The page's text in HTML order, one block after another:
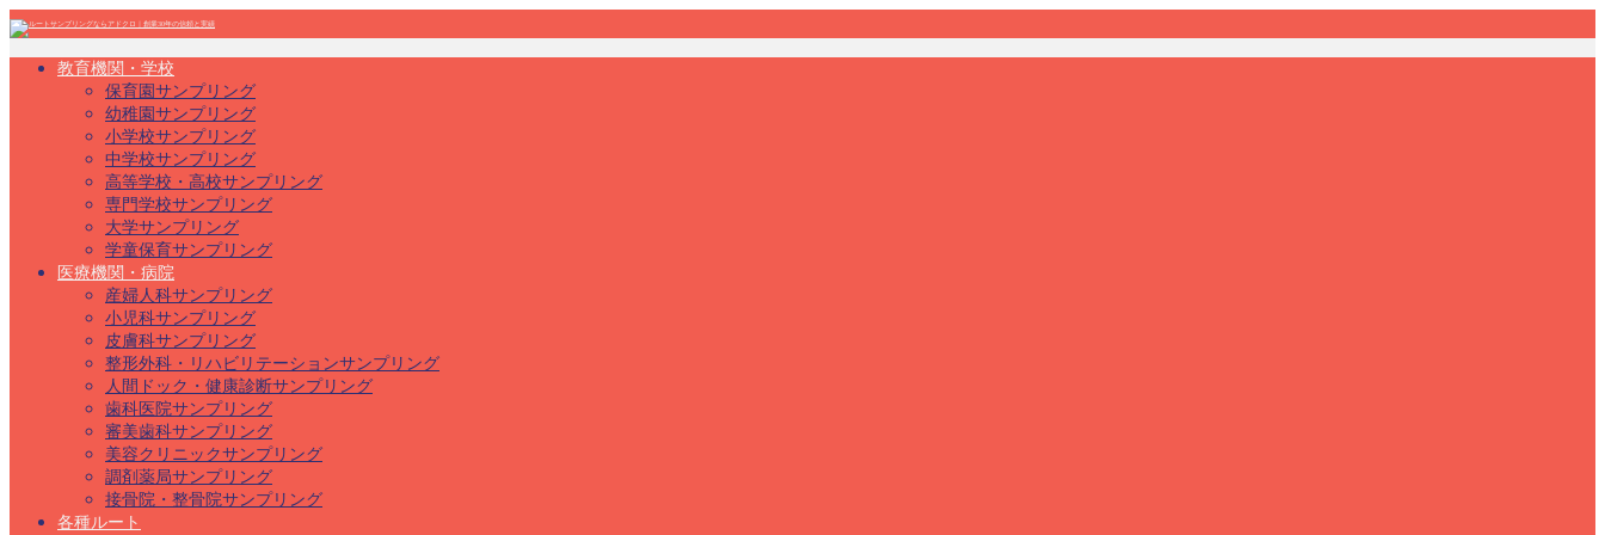
教育機関・学校
保育園サンプリング
幼稚園サンプリング
小学校サンプリング
中学校サンプリング
高等学校・高校サンプリング
専門学校サンプリング
大学サンプリング
学童保育サンプリング
医療機関・病院
産婦人科サンプリング
小児科サンプリング
皮膚科サンプリング
整形外科・リハビリテーションサンプリング
人間ドック・健康診断サンプリング
歯科医院サンプリング
審美歯科サンプリング
美容クリニックサンプリング
調剤薬局サンプリング
接骨院・整骨院サンプリング
各種ルート